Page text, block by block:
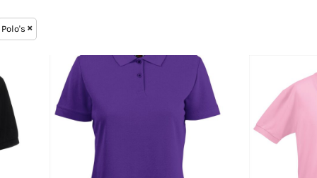
Polo's